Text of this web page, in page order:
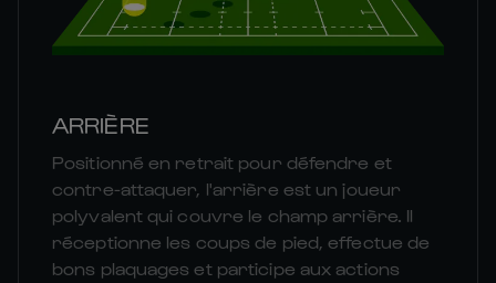
ARRIÈRE
Positionné en retrait pour défendre et
contre-attaquer, l'arrière est un joueur
polyvalent qui couvre le champ arrière. Il
réceptionne les coups de pied, effectue de
bons plaquages et participe aux actions